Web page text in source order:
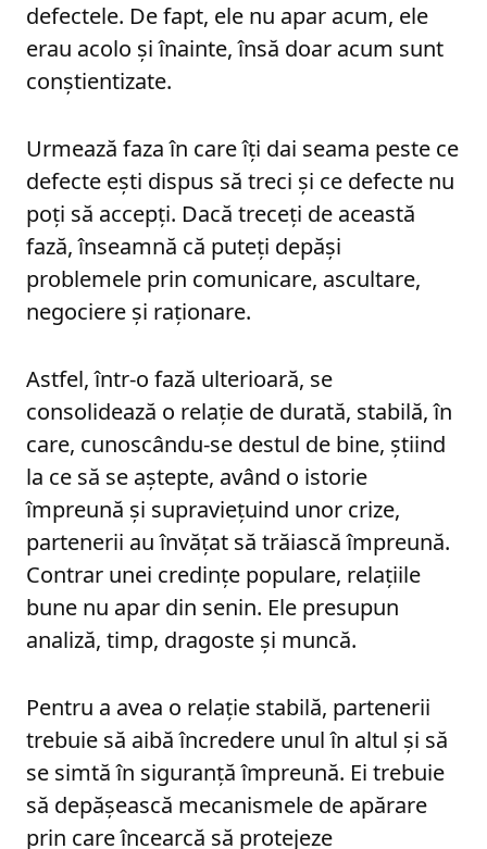
defectele. De fapt, ele nu apar acum, ele
erau acolo și înainte, însă doar acum sunt
conștientizate.
Urmează faza în care îți dai seama peste ce
defecte ești dispus să treci și ce defecte nu
poți să accepți. Dacă treceți de această
fază, înseamnă că puteți depăși
problemele prin comunicare, ascultare,
negociere și raționare.
Astfel, într-o fază ulterioară, se
consolidează o relație de durată, stabilă, în
care, cunoscându-se destul de bine, știind
la ce să se aștepte, având o istorie
împreună și supraviețuind unor crize,
partenerii au învățat să trăiască împreună.
Contrar unei credințe populare, relațiile
bune nu apar din senin. Ele presupun
analiză, timp, dragoste și muncă.
Pentru a avea o relație stabilă, partenerii
trebuie să aibă încredere unul în altul și să
se simtă în siguranță împreună. Ei trebuie
să depășească mecanismele de apărare
prin care încearcă să protejeze